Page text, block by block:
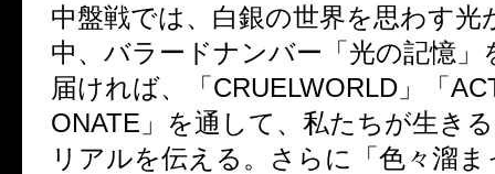
中盤戦では、白銀の世界を思わす光
中、バラードナンバー「光の記憶」
届ければ、「CRUELWORLD」「
ONATE」を通して、私たちが生き
リアルを伝える。さらに「色々溜